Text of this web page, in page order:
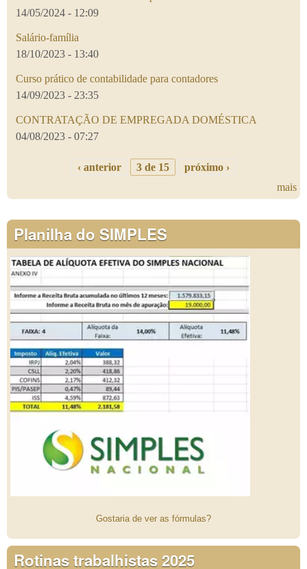
14/05/2024 - 12:09
Salário-família
18/10/2023 - 13:40
Curso prático de contabilidade para contadores
14/09/2023 - 23:35
CONTRATAÇÃO DE EMPREGADA DOMÉSTICA
04/08/2023 - 07:27
‹ anterior 3 de 15
próximo ›
mais
Planilha do SIMPLES
Gostaria de ver as fórmulas?
Rotinas trabalhistas 2025